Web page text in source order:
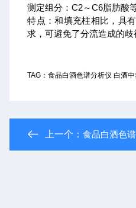
测定组分：C2～C6脂肪酸
特点：和填充柱相比，具
求，可避免了分流造成的
TAG：食品白酒色谱分析仪 白酒
上一个：食品白酒色